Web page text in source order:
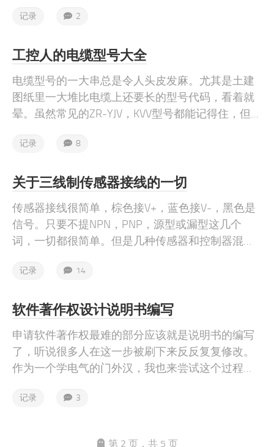
历所有像素点，无疑矩阵的速度非常有优势。
记录 2
工控人的电缆型号大全
电缆型号的一大串总是令人头皮发麻。尤其是土建
图纸里一大堆比电缆上还要长的型号代码，看着就
晕。虽然常见的ZR-YJV，KVV型号都能记得住，但难
由很多部分构成。
记录 8
关于三线制传感器接线的一切
传感器接线很简单，棕色接V+，蓝色接V-，黑色是
信号。只要不提NPN，PNP，源型或漏型这几个
词，一切都很简单。但是几种传感器和控制器混杂
者源型与漏型，其实说的就是传感器在动作的时候
记录 14
软件著作权设计说明书编写
申请软件著作权最难的部分应该就是说明书的编写
了，听说很多人在这一步被刷下来反反复复修改。
作为一个学电气的门外汉，我也来尝试这个过程。
请成功了，估计以后还用的到，也是一份属于自己
记录 3
第 2 页，共 5 页